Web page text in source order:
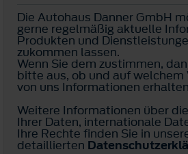
Die Autohaus Danner GmbH
gerne regelmäßig aktuelle
Produkten und
zukommen lassen.
Wenn Sie dem zustimmen,
bitte aus, ob und auf welchem
von uns Informationen
Weitere Informationen über
Ihrer Daten, internationale
Ihre Rechte finden Sie in
detaillierten